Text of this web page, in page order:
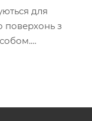
для
поверхонь з